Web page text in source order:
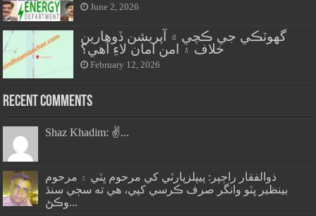
June 2, 2026
گهوٽڪي جي ڪچي ۾ آپريشن ڏوهارين
خلاف ۽ امن امان لاءِ آهي؟
February 12, 2026
Recent Comments
Shaz Khadim: ✌️...
ذوالفقار راڄپر: پيپلزپارٽي کي مرحوم ڀٽي ۽ مرحوم
بينظير ڀٽو وانگر صرف ڪرسي کپي، هي ته سڄي سنڌ
وڪڻ...